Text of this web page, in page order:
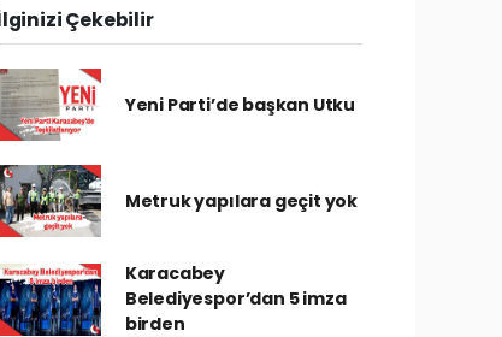
Çekebilir
Yeni Parti’de başkan Utku
Metruk yapılara geçit yok
Karacabey
Belediyespor’dan 5 imza
birden